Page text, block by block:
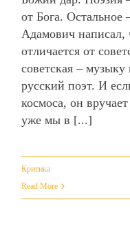
от Бога. Остальное
Адамович написал,
отличается от
советская –
русский поэт. И
космоса, он
уже мы в [...]
Критика
Read More